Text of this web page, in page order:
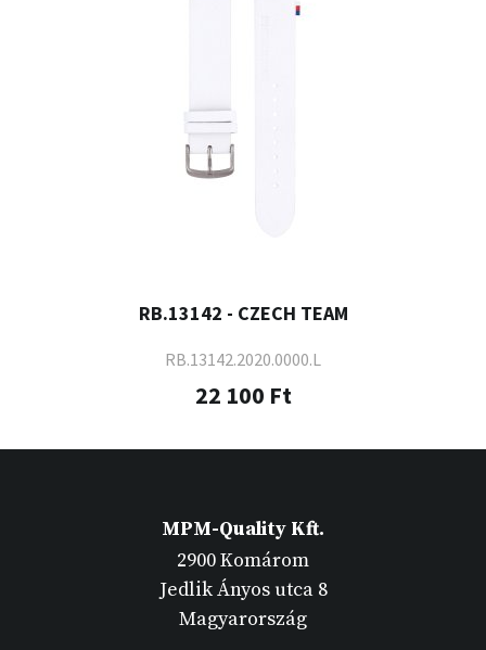
RB.13142 - CZECH TEAM
RB.13142.2020.0000.L
22 100 Ft
MPM-Quality Kft.
2900 Komárom
Jedlik Ányos utca 8
Magyarország